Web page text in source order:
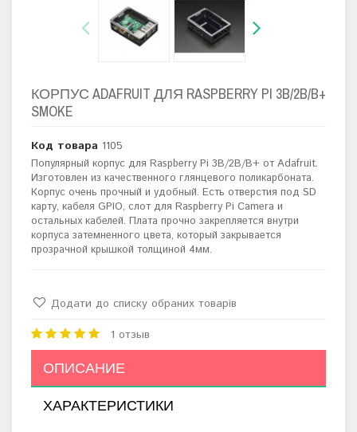
КОРПУС ADAFRUIT ДЛЯ RASPBERRY PI 3B/2B/B+
SMOKE
Код товара 1105
Популярный корпус для Raspberry Pi 3B/2B/B+ от Adafruit.
Изготовлен из качественного глянцевого поликарбоната.
Корпус очень прочный и удобный. Есть отверстия под SD
карту, кабеля GPIO, слот для Raspberry Pi Camera и
остальных кабелей. Плата прочно закрепляется внутри
корпуса затемненного цвета, который закрывается
прозрачной крышкой толщиной 4мм.
Додати до списку обраних товарів
1 отзыв
ОПИСАНИЕ
ХАРАКТЕРИСТИКИ